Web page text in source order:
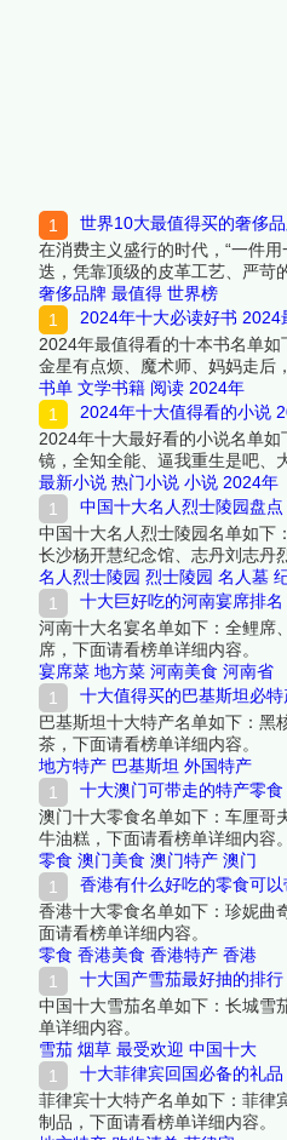
世界10大最值得买的奢侈
在消费主义盛行的时代，“一件
迭，凭靠顶级的皮革工艺、严苛
率三大维度，遴选出十大最值得
吧！
奢侈品牌 最值得 世界榜
2024年十大必读好书
2024年最值得看的十本书名单
金星有点烦、魔术师、妈妈走后
书单 文学书籍 阅读 2024年
2024年十大值得看的小说
2024年十大最好看的小说名单
镜，全知全能、逼我重生是吧、
最新小说 热门小说 小说 2024年
中国十大名人烈士陵园盘
中国十大名人烈士陵园名单如下
长沙杨开慧纪念馆、志丹刘志丹
名人烈士陵园 烈士陵园 名人墓
十大巨好吃的河南宴席排
河南十大名宴名单如下：全鲤席
席，下面请看榜单详细内容。
宴席菜 地方菜 河南美食 河南省
十大值得买的巴基斯坦必
巴基斯坦十大特产名单如下：黑
茶，下面请看榜单详细内容。
地方特产 巴基斯坦 外国特产
十大澳门可带走的特产零
澳门十大零食名单如下：车厘哥
牛油糕，下面请看榜单详细内容。
零食 澳门美食 澳门特产 澳门
香港有什么好吃的零食可
香港十大零食名单如下：珍妮曲
面请看榜单详细内容。
零食 香港美食 香港特产 香港
十大国产雪茄最好抽的排
中国十大雪茄名单如下：长城雪
单详细内容。
雪茄 烟草 最受欢迎 中国十大
十大菲律宾回国必备的礼
菲律宾十大特产名单如下：菲律
制品，下面请看榜单详细内容。